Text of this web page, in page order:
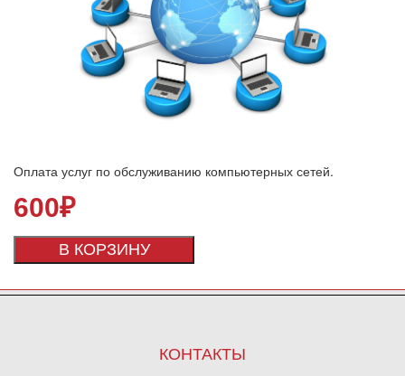
Оплата услуг по обслуживанию компьютерных сетей.
600₽
В КОРЗИНУ
КОНТАКТЫ